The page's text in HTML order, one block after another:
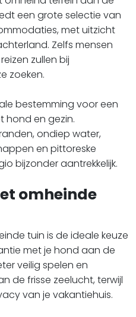
een grote selectie van
met uitzicht
Zelfs mensen
zullen bij
zoeken.
bestemming voor een
hond en gezin.
ondiep water,
en pittoreske
bijzonder aantrekkelijk.
omheinde
tuin is de ideale keuze
met je hond aan de
veilig spelen en
de frisse zeelucht, terwijl
van je vakantiehuis.